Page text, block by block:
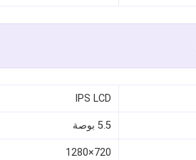
IPS LCD
5.5 بوصة
720×1280